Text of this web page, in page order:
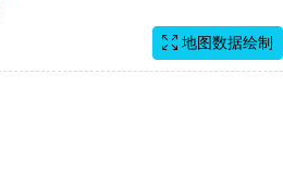
地图数据绘制